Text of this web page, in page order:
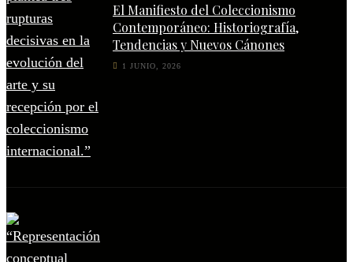
El Manifiesto del Coleccionismo
Contemporáneo: Historiografía,
Tendencias y Nuevos Cánones
1 JUNIO, 2026